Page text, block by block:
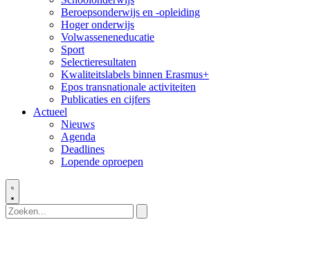
Beroepsonderwijs en -opleiding
Hoger onderwijs
Volwasseneneducatie
Sport
Selectieresultaten
Kwaliteitslabels binnen Erasmus+
Epos transnationale activiteiten
Publicaties en cijfers
Actueel
Nieuws
Agenda
Deadlines
Lopende oproepen